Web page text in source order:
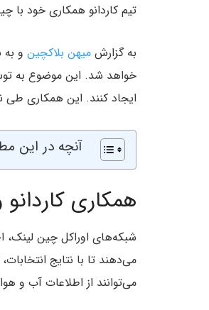
تیم کاردانو همکاری خود با
به گزارش میهن بلاکچین و به
خواهد شد. این موضوع به
ایجاد کنند. این همکاری طی نشست کاردانو
آنچه در این
همکاری
شبکه‌های اوراکل چین لینک،
می‌دهند تا با نتایج
می‌توانند از اطلاعات آب‌ و